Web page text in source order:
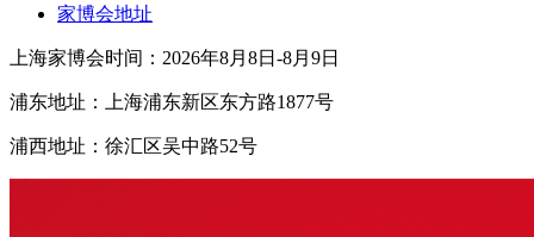
家博会地址
上海家博会时间：2026年8月8日-8月9日
浦东地址：上海浦东新区东方路1877号
浦西地址：徐汇区吴中路52号